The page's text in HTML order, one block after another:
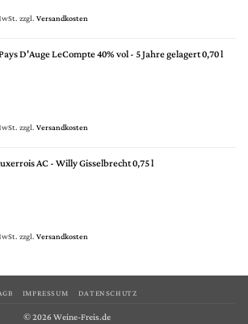
zzgl.Versandkosten
D'Auge LeCompte 40% vol - 5 Jahre gelagert 0,70 l
zzgl.Versandkosten
AC - Willy Gisselbrecht 0,75 l
zzgl.Versandkosten
IMPRESSUM DATENSCHUTZ
© 2026 Weine-Freis.de